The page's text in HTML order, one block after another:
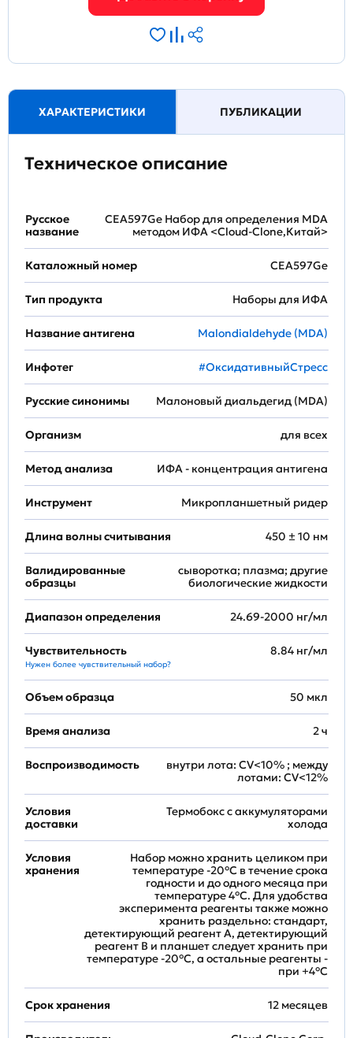
ХАРАКТЕРИСТИКИ ПУБЛИКАЦИИ
Техническое описание
Русское
название
CEA597Ge Набор для определения MDA
методом ИФА <Cloud-Clone,Китай>
Каталожный номер CEA597Ge
Тип продукта Наборы для ИФА
Название антигена Malondialdehyde (MDA)
Инфотег #ОксидативныйСтресс
Русские синонимы Малоновый диальдегид (MDA)
Организм для всех
Метод анализа ИФА - концентрация антигена
Инструмент Микропланшетный ридер
Длина волны считывания 450 ± 10 нм
Валидированные
образцы
сыворотка; плазма; другие
биологические жидкости
Диапазон определения 24.69-2000 нг/мл
Чувствительность
Нужен более чувствительный набор?
8.84 нг/мл
Объем образца 50 мкл
Время анализа 2 ч
Воспроизводимость
внутри лота: CV<10% ; между
лотами: CV<12%
Условия
доставки
Термобокс с аккумуляторами
холода
Условия
хранения
Набор можно хранить целиком при
температуре -20°C в течение срока
годности и до одного месяца при
температуре 4°C. Для удобства
эксперимента реагенты также можно
хранить раздельно: стандарт,
детектирующий реагент A, детектирующий
реагент B и планшет следует хранить при
температуре -20°C, а остальные реагенты -
при +4°С
Срок хранения 12 месяцев